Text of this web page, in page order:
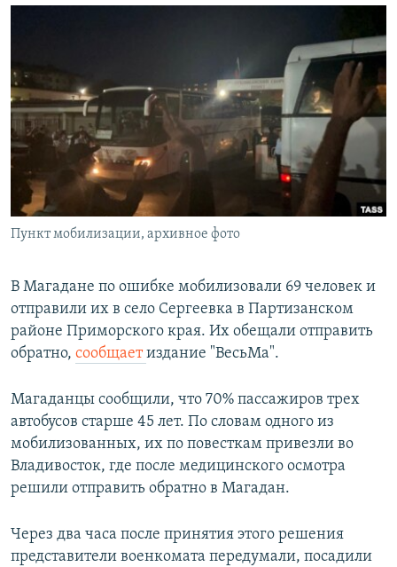
РАСПИСАНИЕ ВЕЩАНИЯ
ПОДПИШИТЕСЬ НА РАССЫЛКУ
СОЦИАЛЬНЫЕ СЕТИ
Все сайты РСЕ/РС
Пункт мобилизации, архивное фото
В Магадане по ошибке мобилизовали 69 человек и
отправили их в село Сергеевка в Партизанском
районе Приморского края. Их обещали отправить
обратно, сообщаетиздание "ВесьМа".
Магаданцы сообщили, что 70% пассажиров трех
автобусов старше 45 лет. По словам одного из
мобилизованных, их по повесткам привезли во
Владивосток, где после медицинского осмотра
решили отправить обратно в Магадан.
Через два часа после принятия этого решения
представители военкомата передумали, посадили